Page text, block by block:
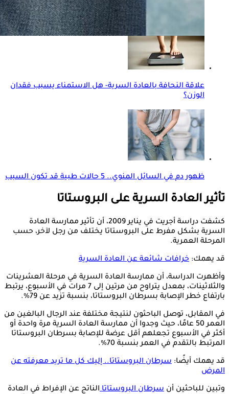
علاقة النحافة بالعادة السرية- هل الاستمناء يسبب فقدان
الوزن؟
ظهور دم في السائل المنوي.. 5 حالات طبية قد تكون السبب
تأثير العادة السرية على البروستاتا
كشفت دراسة أجريت في يناير 2009، أن تأثير ممارسة العادة
السرية بشكل مفرط على البروستاتا يختلف من رجل لآخر، حسب
المرحلة العمرية.
قد يهمك: خرافات شائعة عن العادة السرية
وأظهرت الدراسة، أن ممارسة العادة السرية في مرحلة العشرينات
والثلاثينات، بمعدل يتراوح من مرتين إلى 7 مرات في الأسبوع، يرتبط
بارتفاع خطر الإصابة بسرطان البروستاتا، بنسبة تزيد عن 79%.
في المقابل، توصل الباحثون لنتيجة مختلفة عند الرجال البالغين من
العمر 50 عامًا، حيث وجدوا أن ممارسة العادة السرية مرة واحدة أو
أكثر في الأسبوع تجعلهم أقل عرضة للإصابة بسرطان البروستاتا
المرتبط بالتقدم في العمر بنسبة 70%.
قد يهمك أيضًا: سرطان البروستاتا.. إليك كل ما تريد معرفته عن
المرض
وتبين للباحثين أن سرطان البروستاتاالناتج عن الإفراط في العادة